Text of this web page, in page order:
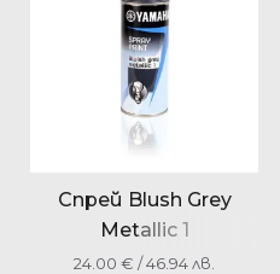
Спрей Blush Grey
Metallic 1
YMM30400GM20
24.00 € / 46.94 лв.